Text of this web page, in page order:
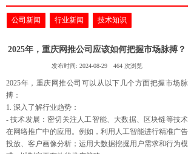
公司新闻 行业新闻 技术知识
2025年，重庆网推公司应该如何把握市场脉搏？
发布时间: 2024-08-29 464 次浏览
2025年，重庆网推公司可以从以下几个方面把握市场脉
搏：
1. 深入了解行业趋势：
- 技术发展：密切关注人工智能、大数据、区块链等技术
在网络推广中的应用。例如，利用人工智能进行精准广告
投放、客户画像分析；运用大数据挖掘用户需求和行为模